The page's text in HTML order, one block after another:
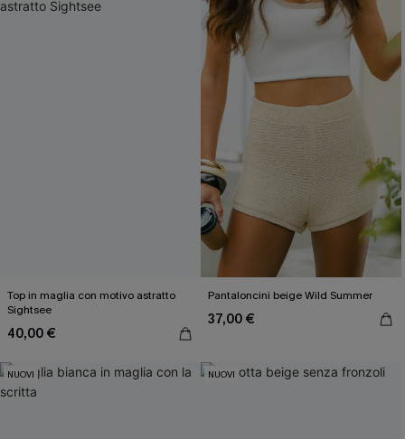
Top in maglia con motivo astratto
Sightsee
40,00 €
Pantaloncini beige Wild Summer
37,00 €
NUOVI NUOVI